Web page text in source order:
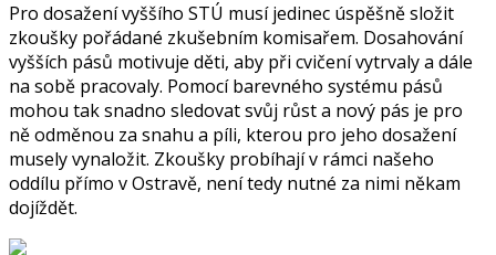
Pro dosažení vyššího STÚ musí jedinec úspěšně složit
zkoušky pořádané zkušebním komisařem. Dosahování
vyšších pásů motivuje děti, aby při cvičení vytrvaly a dále
na sobě pracovaly. Pomocí barevného systému pásů
mohou tak snadno sledovat svůj růst a nový pás je pro
ně odměnou za snahu a píli, kterou pro jeho dosažení
musely vynaložit. Zkoušky probíhají v rámci našeho
oddílu přímo v Ostravě, není tedy nutné za nimi někam
dojíždět.